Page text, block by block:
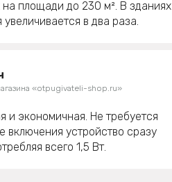
на площади до 230 м². В зданиях
увеличивается в два раза.
«otpugivateli-shop.ru»
и экономичная. Не требуется
включения устройство сразу
всего 1,5 Вт.